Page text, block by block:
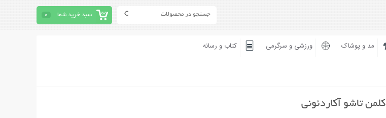
سبد خرید شما 0
مد و پوشاک ورزشی و سرگرمی کتاب و رسانه
کلمن تاشو آکاردئونی